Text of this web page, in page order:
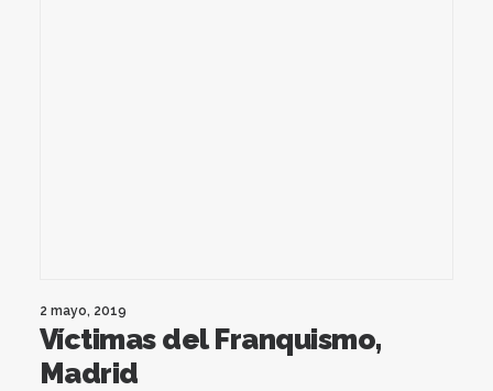
2 mayo, 2019
Víctimas del Franquismo,
Madrid